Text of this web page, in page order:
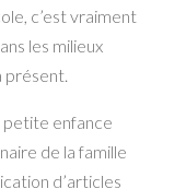
c’est vraiment
les milieux
présent.
petite enfance
de la famille
d’articles